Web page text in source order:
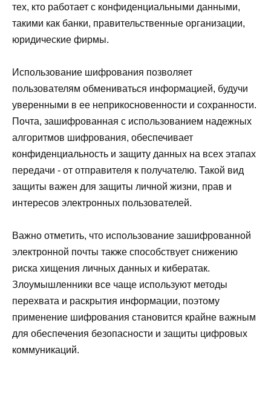
тех, кто работает с конфиденциальными данными,
такими как банки, правительственные организации,
юридические фирмы.
Использование шифрования позволяет
пользователям обмениваться информацией, будучи
уверенными в ее неприкосновенности и сохранности.
Почта, зашифрованная с использованием надежных
алгоритмов шифрования, обеспечивает
конфиденциальность и защиту данных на всех этапах
передачи - от отправителя к получателю. Такой вид
защиты важен для защиты личной жизни, прав и
интересов электронных пользователей.
Важно отметить, что использование зашифрованной
электронной почты также способствует снижению
риска хищения личных данных и кибератак.
Злоумышленники все чаще используют методы
перехвата и раскрытия информации, поэтому
применение шифрования становится крайне важным
для обеспечения безопасности и защиты цифровых
коммуникаций.